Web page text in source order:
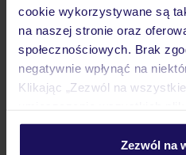
cookie wykorzystywane są
na naszej stronie oraz
społecznościowych. Brak
negatywnie wpłynąć na
Klikając „Zezwól na
personalizować swój wybór
Zezwól na
Lider niskich cen